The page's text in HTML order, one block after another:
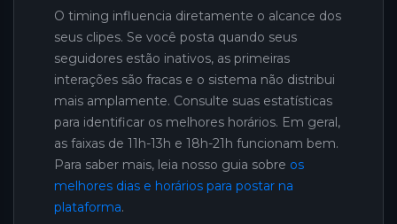
O timing influencia diretamente o alcance dos
seus clipes. Se você posta quando seus
seguidores estão inativos, as primeiras
interações são fracas e o sistema não distribui
mais amplamente. Consulte suas estatísticas
para identificar os melhores horários. Em geral,
as faixas de 11h-13h e 18h-21h funcionam bem.
Para saber mais, leia nosso guia sobre os
melhores dias e horários para postar na
plataforma.